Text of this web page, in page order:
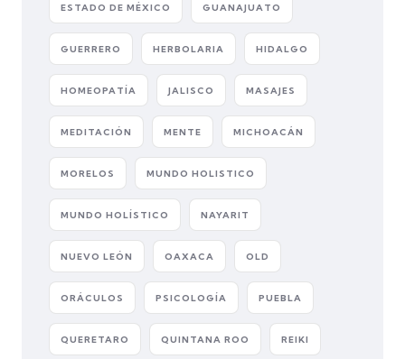
ESTADO DE MÉXICO GUANAJUATO
GUERRERO HERBOLARIA HIDALGO
HOMEOPATÍA JALISCO MASAJES
MEDITACIÓN MENTE MICHOACÁN
MORELOS MUNDO HOLISTICO
MUNDO HOLÍSTICO NAYARIT
NUEVO LEÓN OAXACA OLD
ORÁCULOS PSICOLOGÍA PUEBLA
QUERETARO QUINTANA ROO REIKI